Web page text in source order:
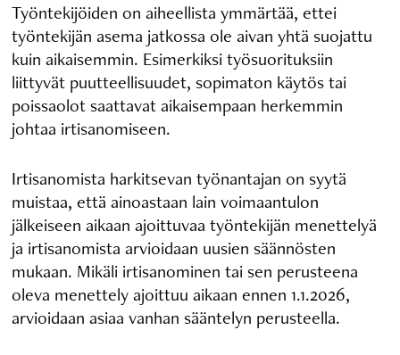
Työntekijöiden on aiheellista ymmärtää, ettei
työntekijän asema jatkossa ole aivan yhtä suojattu
kuin aikaisemmin. Esimerkiksi työsuorituksiin
liittyvät puutteellisuudet, sopimaton käytös tai
poissaolot saattavat aikaisempaan herkemmin
johtaa irtisanomiseen.
Irtisanomista harkitsevan työnantajan on syytä
muistaa, että ainoastaan lain voimaantulon
jälkeiseen aikaan ajoittuvaa työntekijän menettelyä
ja irtisanomista arvioidaan uusien säännösten
mukaan. Mikäli irtisanominen tai sen perusteena
oleva menettely ajoittuu aikaan ennen 1.1.2026,
arvioidaan asiaa vanhan sääntelyn perusteella.